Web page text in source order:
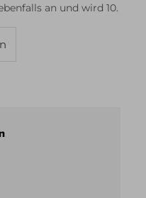
an und wird 10.